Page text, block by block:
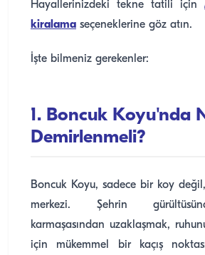
Hayallerinizdeki tekne tatili için
kiralama seçeneklerine göz atın.
İşte bilmeniz gerekenler:
1. Boncuk Koyu'nda
Demirlenmeli?
Boncuk Koyu, sadece bir koy
merkezi. Şehrin
karmaşasından uzaklaşmak,
için mükemmel bir kaçış